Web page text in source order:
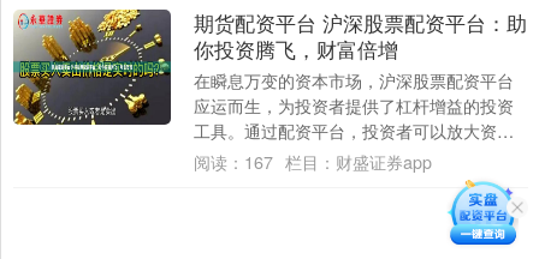
期货配资平台 沪深股票配资平台：助
你投资腾飞，财富倍增
在瞬息万变的资本市场，沪深股票配资平台
应运而生，为投资者提供了杠杆增益的投资
工具。通过配资平台，投资者可以放大资金
规模，提高投资收益率，实现财富倍增。 选
阅读： 167 栏目： 财盛证券app